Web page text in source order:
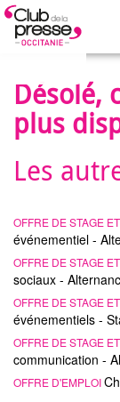
Désolé,
plus
Les
OFFRE DE STAGE
événementiel -
OFFRE DE STAGE
sociaux -
OFFRE DE STAGE
événementiels -
OFFRE DE STAGE
communication -
OFFRE D'EMPLOI